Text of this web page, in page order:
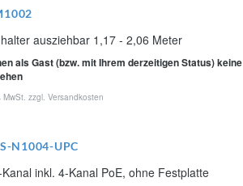
ausziehbar 1,17 - 2,06 Meter
als Gast (bzw. mit Ihrem derzeitigen Status) keine
MwSt. zzgl.Versandkosten
N1004-UPC
inkl. 4-Kanal PoE, ohne Festplatte